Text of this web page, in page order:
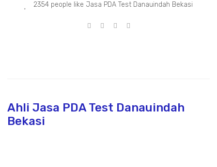
2354 people like Jasa PDA Test Danauindah Bekasi
Ahli Jasa PDA Test Danauindah
Bekasi